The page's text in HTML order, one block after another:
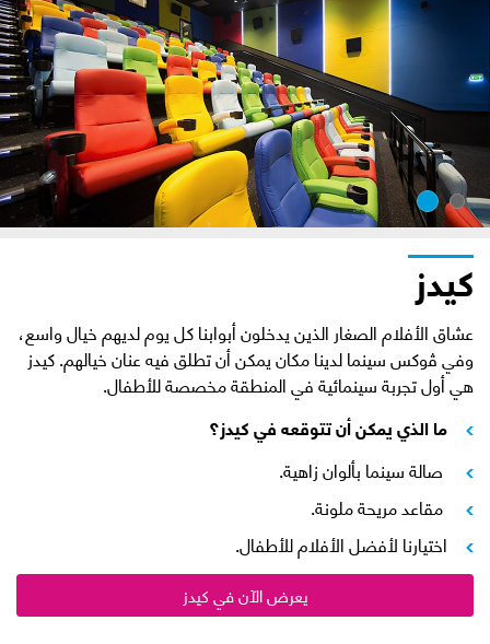
كيدز
عشاق الأفلام الصغار الذين يدخلون أبوابنا كل يوم لديهم خيال واسع،
وفي ﭬوكس سينما لدينا مكان يمكن أن تطلق فيه عنان خيالهم. كيدز
هي أول تجربة سينمائية في المنطقة مخصصة للأطفال.
ما الذي يمكن أن تتوقعه في كيدز؟
صالة سينما بألوان زاهية.
مقاعد مريحة ملونة.
اختيارنا لأفضل الأفلام للأطفال.
يعرض الآن في كيدز